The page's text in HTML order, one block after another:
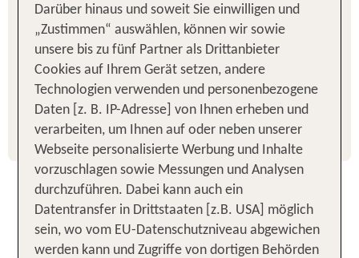
und Weinen gekitzelt. Golf auf dem größten
Golfplatz der Toskana, Wein-Verkostungen,
Kochkurse, Wanderungen und viele weitere
Aktivitäten machen diesen Urlaub unvergesslich.
Lernen Sie das Il Castelfalfi - TUI BLUE
SELECTION kennen und buchen Sie Ihre
Auszeit in der Toskana.
Das Il Castelfalfi - TUI BLUE
Selection stellt sich vor
Darüber hinaus und soweit Sie einwilligen und
„Zustimmen“ auswählen, können wir sowie
unsere bis zu fünf Partner als Drittanbieter
Cookies auf Ihrem Gerät setzen, andere
Technologien verwenden und personenbezogene
Daten [z. B. IP-Adresse] von Ihnen erheben und
verarbeiten, um Ihnen auf oder neben unserer
Webseite personalisierte Werbung und Inhalte
vorzuschlagen sowie Messungen und Analysen
durchzuführen. Dabei kann auch ein
Datentransfer in Drittstaaten [z.B. USA] möglich
sein, wo vom EU-Datenschutzniveau abgewichen
werden kann und Zugriffe von dortigen Behörden